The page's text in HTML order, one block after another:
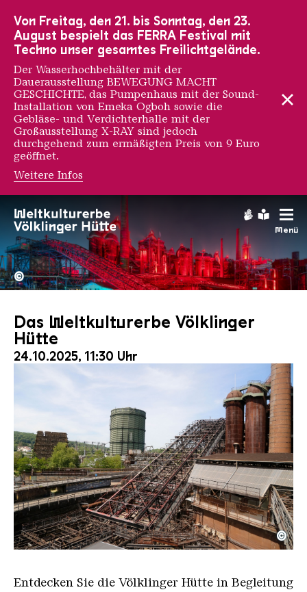
Menü
Hochofengruppe in Rot
Copyright:
©
Das Weltkulturerbe Völklinger
Hütte
24.10.2025, 11:30 Uhr
Der Erzschrägaufzug der Völklinger Hütte mit
Copyright: Weltkulturerbe Völklinger Hütte | Karl
©
Entdecken Sie die Völklinger Hütte in Begleitung
Von Freitag, den 21. bis Sonntag, den 23.
August bespielt das FERRA Festival mit
Techno unser gesamtes Freilichtgelände.
Der Wasserhochbehälter mit der
Dauerausstellung BEWEGUNG MACHT
GESCHICHTE, das Pumpenhaus mit der Sound-
Installation von Emeka Ogboh sowie die
Gebläse- und Verdichterhalle mit der
Großausstellung X-RAY sind jedoch
durchgehend zum ermäßigten Preis von 9 Euro
geöffnet.
Weitere Infos